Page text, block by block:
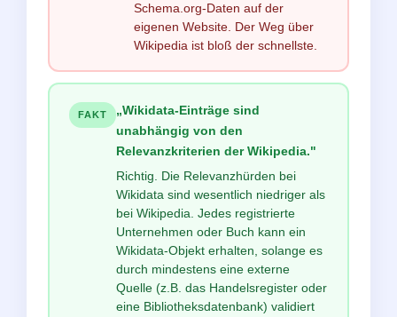
Schema.org-Daten auf der
eigenen Website. Der Weg über
Wikipedia ist bloß der schnellste.
FAKT
„Wikidata-Einträge sind
unabhängig von den
Relevanzkriterien der Wikipedia."
Richtig. Die Relevanzhürden bei
Wikidata sind wesentlich niedriger als
bei Wikipedia. Jedes registrierte
Unternehmen oder Buch kann ein
Wikidata-Objekt erhalten, solange es
durch mindestens eine externe
Quelle (z.B. das Handelsregister oder
eine Bibliotheksdatenbank) validiert